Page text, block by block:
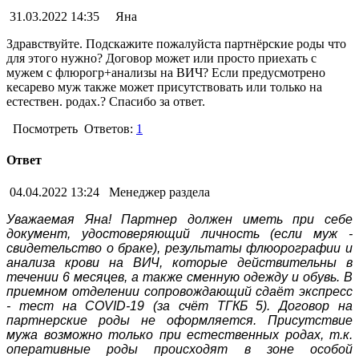
31.03.2022 14:35
Яна
Здравствуйте. Подскажите пожалуйста партнёрские роды что
для этого нужно? Договор может или просто приехать с
мужем с флюрогр+анализы на ВИЧ? Если предусмотрено
кесарево муж также может присутствовать или только на
естествен. родах.? Спасибо за ответ.
Посмотреть Ответов: 1
Ответ
04.04.2022 13:24
Менеджер раздела
Уважаемая Яна! Партнер должен иметь при себе
документ, удостоверяющий личность (если муж -
свидетельство о браке), результаты флюорографии и
анализа крови на ВИЧ, которые действительны в
течении 6 месяцев, а также сменную одежду и обувь. В
приемном отделении сопровождающий сдаёт экспресс
- тест на COVID-19 (за счёт ТГКБ 5). Договор на
партнерские роды не оформляется. Присутствие
мужа возможно только при естественных родах, т.к.
оперативные роды происходят в зоне особой